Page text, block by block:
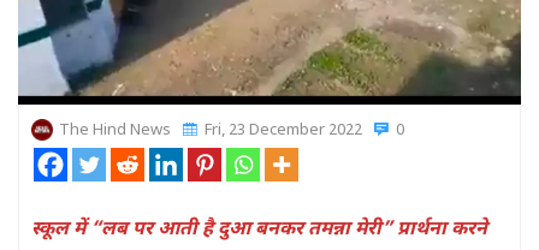
The Hind News Fri, 23 December 2022 0
स्कूल में “लब पर आती है दुआ बनकर तमन्ना मेरी” प्रार्थना करने